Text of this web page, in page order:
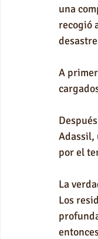
una
recogió
A
Adassil,
por el
La
Los